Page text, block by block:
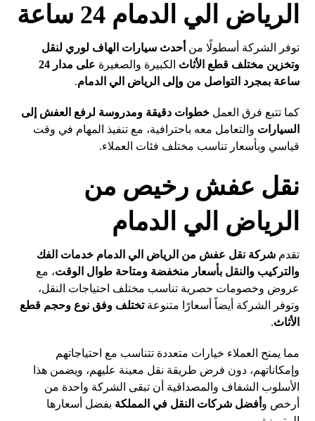
الرياض الي الدمام 24 ساعة
توفر الشركة أسطولًا من أحدث سيارات الهاف لوري لنقل
وتخزين مختلف قطع الأثاث الكبيرة والصغيرة
على مدار 24
ساعة بمجرد التواصل من وإلى الرياض الي الدمام.
كما تتبع فرق العملخطوات دقيقة ومدروسة لرفع العفش إلى
السيارات والتعامل معه باحترافية، مع تنفيذ المهام في وقت
قياسي وبأسعار تناسب مختلف فئات العملاء.
نقل عفش رخيص من
الرياض الي الدمام
تقدمشركة نقل عفش من الرياض الي الدمام خدمات الفك
والتركيب والنقل بأسعار منخفضة ومتاحة طوال الوقت، مع
عروض وخصومات حصرية تناسب مختلف احتياجات النقل،
وتوفر الشركة أيضاً أسعارًا متنوعةتختلف وفق نوع وحجم قطع
الأثاث.
مما يمنح العملاء خيارات متعددة تتناسب مع احتياجاتهم
وإمكاناتهم، دون فرض طريقة نقل معينة عليهم، ويضمن هذا
الأسلوب الشفاف والمصداقية أن تبقى الشركة واحدة من
أرخص و أفضل شركات النقل في المملكة بفضل أسعارها